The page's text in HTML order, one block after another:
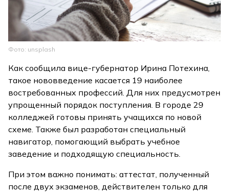
Фото: unsplash
Как сообщила вице-губернатор Ирина Потехина,
такое нововведение касается 19 наиболее
востребованных профессий. Для них предусмотрен
упрощенный порядок поступления. В городе 29
колледжей готовы принять учащихся по новой
схеме. Также был разработан специальный
навигатор, помогающий выбрать учебное
заведение и подходящую специальность.
При этом важно понимать: аттестат, полученный
после двух экзаменов, действителен только для